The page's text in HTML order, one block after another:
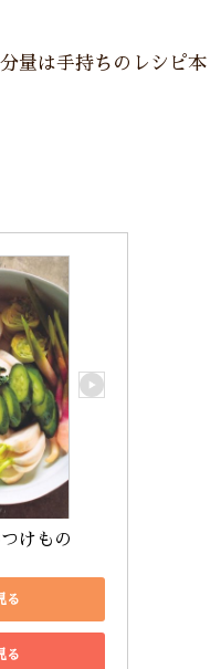
量は手持ちのレシピ本
けもの
る
る